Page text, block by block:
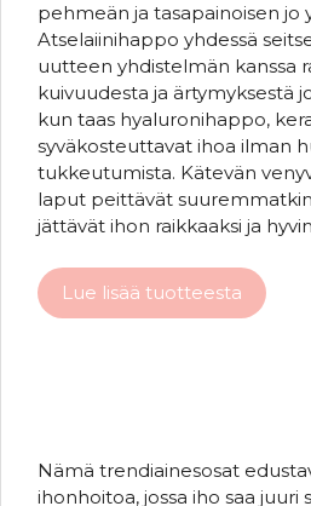
pehmeän ja tasapainoisen jo
Atselaiinihappo yhdessä
uutteen yhdistelmän kanssa
kuivuudesta ja ärtymyksestä
kun taas hyaluronihappo,
syväkosteuttavat ihoa ilman
tukkeutumista. Kätevän
laput peittävät
jättävät ihon raikkaaksi ja
Lue lisää tuotteesta
Nämä trendiainesosat
ihonhoitoa, jossa iho saa juuri